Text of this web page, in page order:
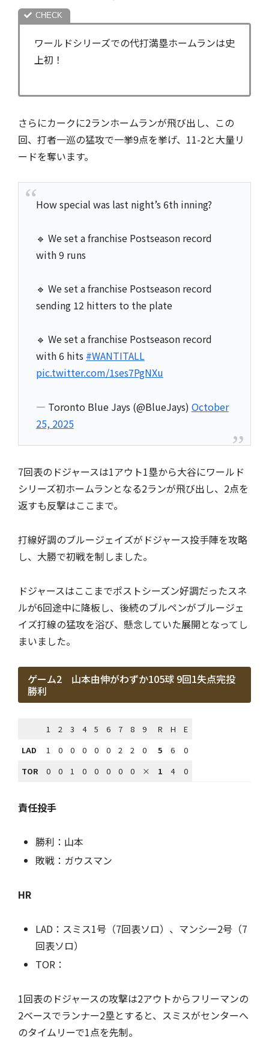
ワールドシリーズでの代打満塁ホームランは史
上初！
さらにカークに2ランホームランが飛び出し、この
回、打者一巡の猛攻で一挙9点を挙げ、11-2と大量リ
ードを奪います。
How special was last night’s 6th inning?
🔹 We set a franchise Postseason record
with 9 runs
🔹 We set a franchise Postseason record
sending 12 hitters to the plate
🔹 We set a franchise Postseason record
with 6 hits #WANTITALL
pic.twitter.com/1ses7PgNXu
— Toronto Blue Jays (@BlueJays) October
25, 2025
7回表のドジャースは1アウト1塁から大谷にワールド
シリーズ初ホームランとなる2ランが飛び出し、2点を
返すも反撃はここまで。
打線好調のブルージェイズがドジャース投手陣を攻略
し、大勝で初戦を制しました。
ドジャースはここまでポストシーズン好調だったスネ
ルが6回途中に降板し、後続のブルペンがブルージェ
イズ打線の猛攻を浴び、懸念していた展開となってし
まいました。
ゲーム2 山本由伸がわずか105球 9回1失点完投
勝利
1 2 3 4 5 6 7 8 9 R H
E
LAD
1 0 0 0 0 0 2 2 0 5 6
0
TOR
0 0 1 0 0 0 0 0 × 1 4 0
責任投手
勝利：山本
敗戦：ガウスマン
HR
LAD：スミス1号（7回表ソロ）、マンシー2号（7
回表ソロ）
TOR：
1回表のドジャースの攻撃は2アウトからフリーマンの
2ベースでランナー2塁とすると、スミスがセンターへ
のタイムリーで1点を先制。